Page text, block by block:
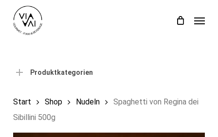
Einkaufswagen Close
Produktkategorien
Start Shop Nudeln
Spaghetti von Regina dei
Sibillini 500g